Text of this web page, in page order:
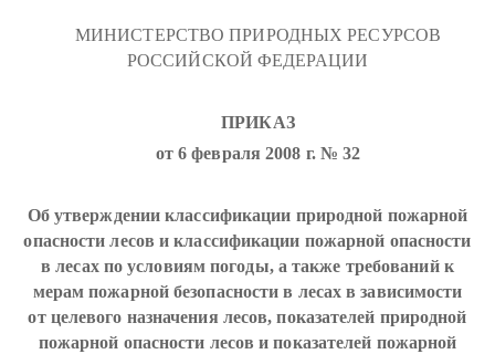
МИНИСТЕРСТВО ПРИРОДНЫХ РЕСУРСОВ
РОССИЙСКОЙ ФЕДЕРАЦИИ
ПРИКАЗ
от 6 февраля 2008 г. № 32
Об утверждении классификации природной пожарной
опасности лесов и классификации пожарной опасности
в лесах по условиям погоды, а также требований к
мерам пожарной безопасности в лесах в зависимости
от целевого назначения лесов, показателей природной
пожарной опасности лесов и показателей пожарной